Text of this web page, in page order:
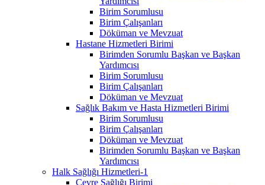
Birim Sorumlusu
Birim Çalışanları
Döküman ve Mevzuat
Hastane Hizmetleri Birimi
Birimden Sorumlu Başkan ve Başkan
Yardımcısı
Birim Sorumlusu
Birim Çalışanları
Döküman ve Mevzuat
Sağlık Bakım ve Hasta Hizmetleri Birimi
Birim Sorumlusu
Birim Çalışanları
Döküman ve Mevzuat
Birimden Sorumlu Başkan ve Başkan
Yardımcısı
Halk Sağlığı Hizmetleri-1
Çevre Sağlığı Birimi